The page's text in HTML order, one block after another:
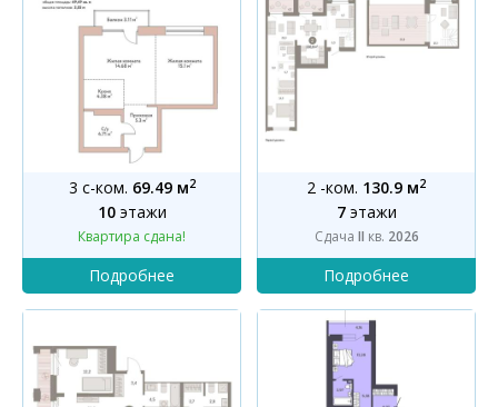
3 с-ком. 69.49 м2
10этажи
Квартира сдана!
2 -ком. 130.9 м2
7этажи
Сдача II кв. 2026